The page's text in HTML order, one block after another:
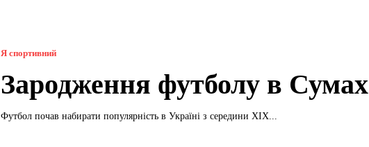
Я спортивний
Зародження футболу в Сумах
Футбол почав набирати популярність в Україні з середини XIX...